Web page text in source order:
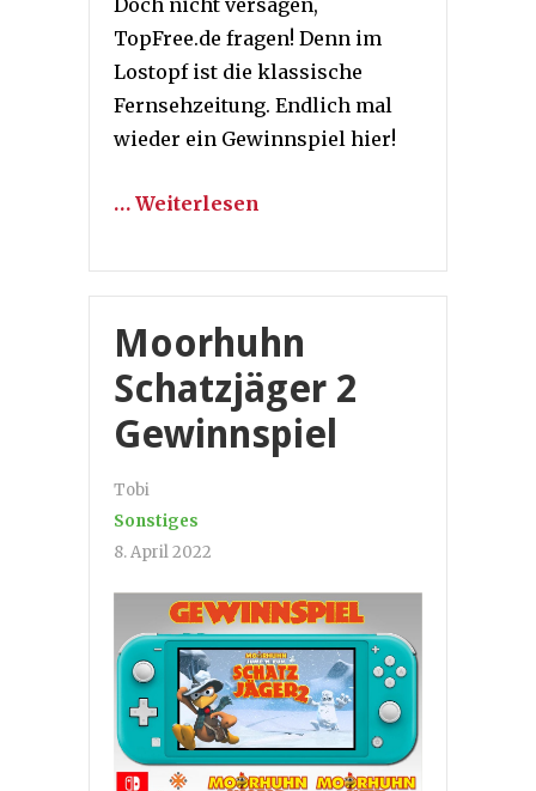
Doch nicht versagen,
TopFree.de fragen! Denn im
Lostopf ist die klassische
Fernsehzeitung. Endlich mal
wieder ein Gewinnspiel hier!
… Weiterlesen
Moorhuhn
Schatzjäger 2
Gewinnspiel
Tobi
Sonstiges
8. April 2022